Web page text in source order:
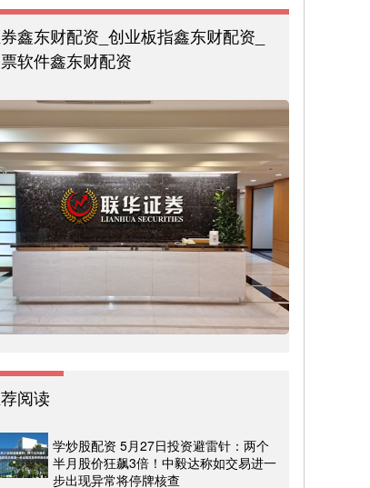
鑫东财配资_创业板指鑫东财配资_
软件鑫东财配资
阅读
学炒股配资 5月27日投资避雷针：两个
半月股价狂飙3倍！中毅达称如交易进一
步出现异常将停牌核查